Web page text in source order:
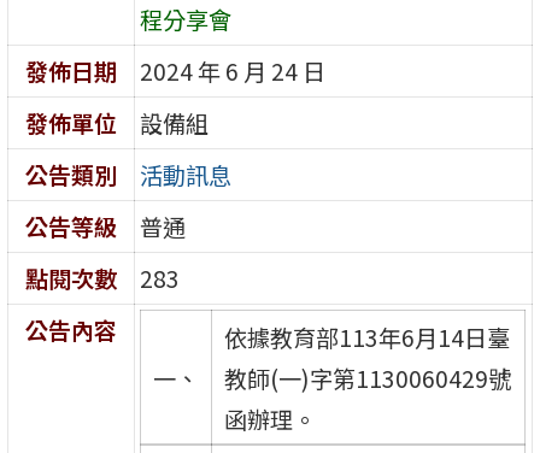
程分享會
發佈日期
2024 年 6 月 24 日
發佈單位
設備組
公告類別
活動訊息
公告等級
普通
點閱次數
283
公告內容
一、
依據教育部113年6月14日臺
教師(一)字第1130060429號
函辦理。